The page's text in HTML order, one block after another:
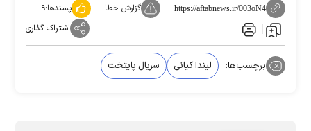
https://aftabnews.ir/003oN4 گزارش خطا پسندها:۹
اشتراک گذاری
برچسب‌ها: لیندا کیانی سریال پایتخت